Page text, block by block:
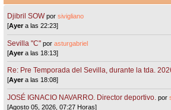
Djibril SOW porsivigliano
[Ayera las 22:23]
Sevilla "C"porasturgabriel
[Ayera las 18:13]
Re: Pre Temporada del Sevilla, durante la tda.
[Ayera las 18:08]
JOSÉ IGNACIO NAVARRO. Director deportivo. por
[Agosto 05, 2026, 07:27 Horas]